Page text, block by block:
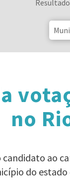
no
ao
do estado